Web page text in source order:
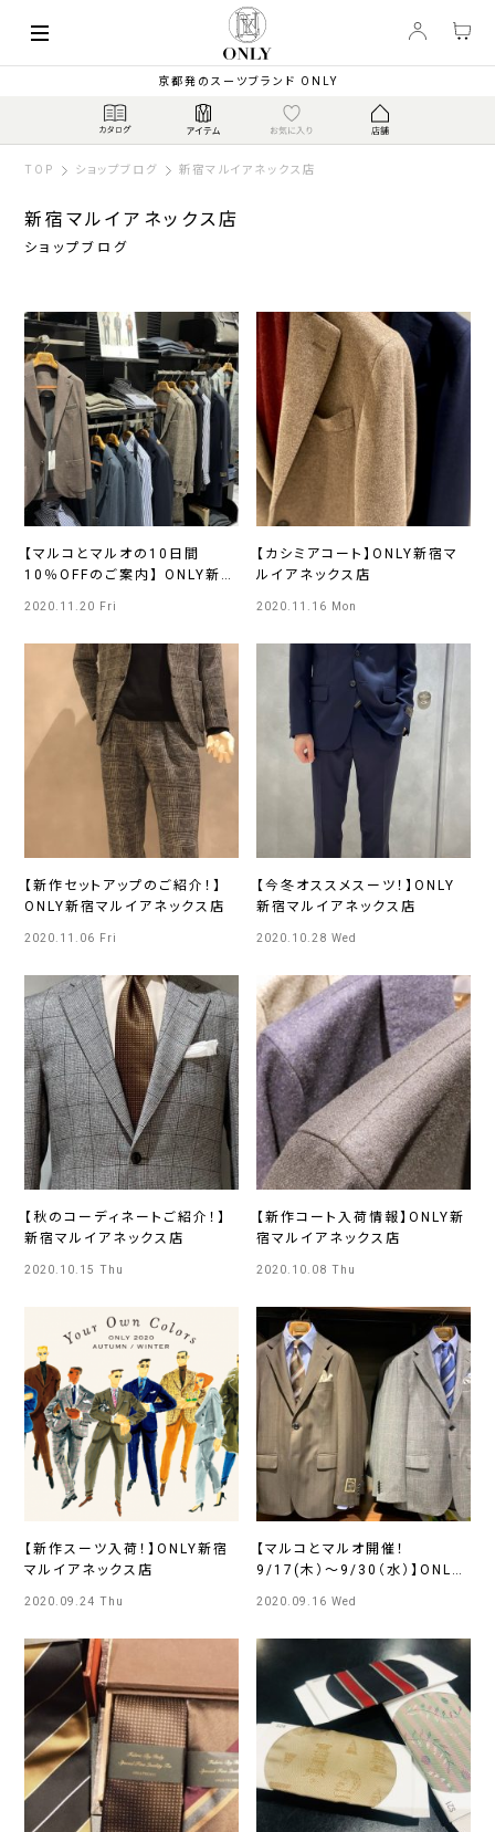
京都発のスーツブランド ONLY
TOP ショップブログ 新宿マルイアネックス店
新宿マルイアネックス店
ショップブログ
【マルコとマルオの10日間
10％OFFのご案内】 ONLY新宿
2020.11.20 Fri
【カシミアコート】ONLY新宿マ
ルイアネックス店
2020.11.16 Mon
【新作セットアップのご紹介！】
ONLY新宿マルイアネックス店
2020.11.06 Fri
【今冬オススメスーツ！】ONLY
新宿マルイアネックス店
2020.10.28 Wed
【秋のコーディネートご紹介！】
新宿マルイアネックス店
2020.10.15 Thu
【新作コート入荷情報】ONLY新
宿マルイアネックス店
2020.10.08 Thu
【新作スーツ入荷！】ONLY新宿
マルイアネックス店
2020.09.24 Thu
【マルコとマルオ開催！
9/17(木）～9/30（水）】ONLY
2020.09.16 Wed